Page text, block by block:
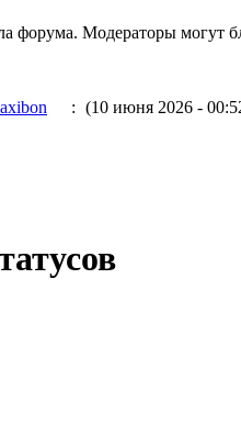
форума. Модераторы могут
: (10 июня 2026 -